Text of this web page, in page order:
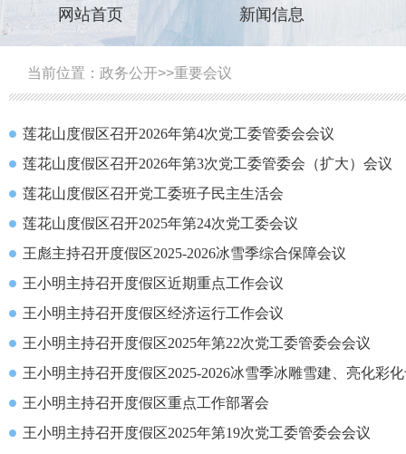
网站首页 新闻信息
当前位置： 政务公开>>重要会议
莲花山度假区召开2026年第4次党工委管委会会议
莲花山度假区召开2026年第3次党工委管委会（扩大）会议
莲花山度假区召开党工委班子民主生活会
莲花山度假区召开2025年第24次党工委会议
王彪主持召开度假区2025-2026冰雪季综合保障会议
王小明主持召开度假区近期重点工作会议
王小明主持召开度假区经济运行工作会议
王小明主持召开度假区2025年第22次党工委管委会会议
王小明主持召开度假区2025-2026冰雪季冰雕雪建、亮化彩
王小明主持召开度假区重点工作部署会
王小明主持召开度假区2025年第19次党工委管委会会议